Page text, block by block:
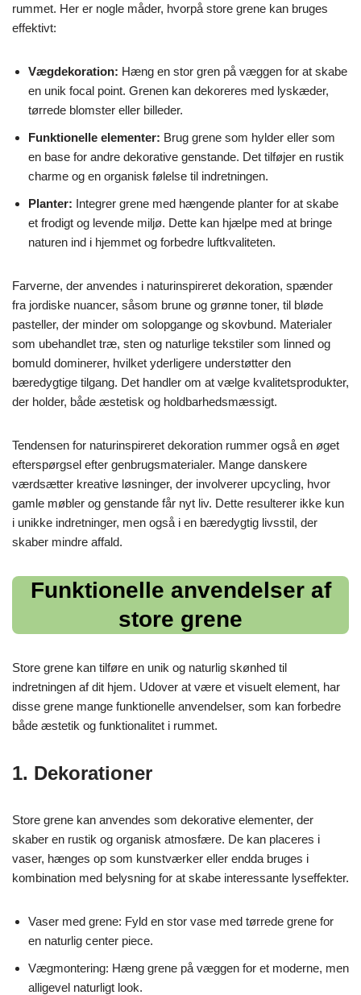
rummet. Her er nogle måder, hvorpå store grene kan bruges
effektivt:
Vægdekoration: Hæng en stor gren på væggen for at skabe
en unik focal point. Grenen kan dekoreres med lyskæder,
tørrede blomster eller billeder.
Funktionelle elementer: Brug grene som hylder eller som
en base for andre dekorative genstande. Det tilføjer en rustik
charme og en organisk følelse til indretningen.
Planter: Integrer grene med hængende planter for at skabe
et frodigt og levende miljø. Dette kan hjælpe med at bringe
naturen ind i hjemmet og forbedre luftkvaliteten.
Farverne, der anvendes i naturinspireret dekoration, spænder
fra jordiske nuancer, såsom brune og grønne toner, til bløde
pasteller, der minder om solopgange og skovbund. Materialer
som ubehandlet træ, sten og naturlige tekstiler som linned og
bomuld dominerer, hvilket yderligere understøtter den
bæredygtige tilgang. Det handler om at vælge kvalitetsprodukter,
der holder, både æstetisk og holdbarhedsmæssigt.
Tendensen for naturinspireret dekoration rummer også en øget
efterspørgsel efter genbrugsmaterialer. Mange danskere
værdsætter kreative løsninger, der involverer upcycling, hvor
gamle møbler og genstande får nyt liv. Dette resulterer ikke kun
i unikke indretninger, men også i en bæredygtig livsstil, der
skaber mindre affald.
Funktionelle anvendelser af
store grene
Store grene kan tilføre en unik og naturlig skønhed til
indretningen af dit hjem. Udover at være et visuelt element, har
disse grene mange funktionelle anvendelser, som kan forbedre
både æstetik og funktionalitet i rummet.
1. Dekorationer
Store grene kan anvendes som dekorative elementer, der
skaber en rustik og organisk atmosfære. De kan placeres i
vaser, hænges op som kunstværker eller endda bruges i
kombination med belysning for at skabe interessante lyseffekter.
Vaser med grene: Fyld en stor vase med tørrede grene for
en naturlig center piece.
Vægmontering: Hæng grene på væggen for et moderne, men
alligevel naturligt look.